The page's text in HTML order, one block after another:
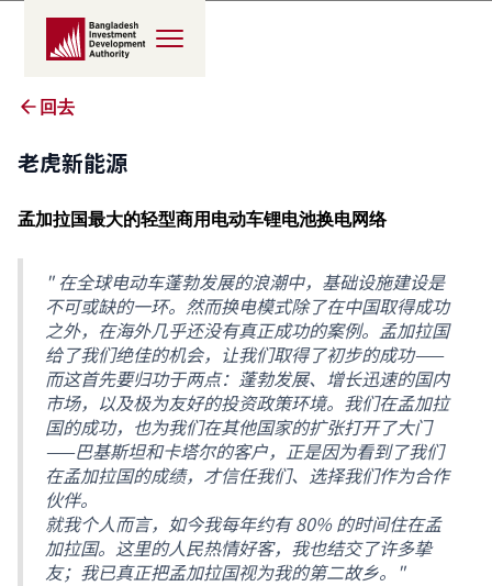
回去
老虎新能源
孟加拉国最大的轻型商用电动车锂电池换电网络
" 在全球电动车蓬勃发展的浪潮中，基础设施建设是
不可或缺的一环。然而换电模式除了在中国取得成功
之外，在海外几乎还没有真正成功的案例。孟加拉国
给了我们绝佳的机会，让我们取得了初步的成功——
而这首先要归功于两点：蓬勃发展、增长迅速的国内
市场，以及极为友好的投资政策环境。我们在孟加拉
国的成功，也为我们在其他国家的扩张打开了大门
——巴基斯坦和卡塔尔的客户，正是因为看到了我们
在孟加拉国的成绩，才信任我们、选择我们作为合作
伙伴。
就我个人而言，如今我每年约有 80% 的时间住在孟
加拉国。这里的人民热情好客，我也结交了许多挚
友；我已真正把孟加拉国视为我的第二故乡。"